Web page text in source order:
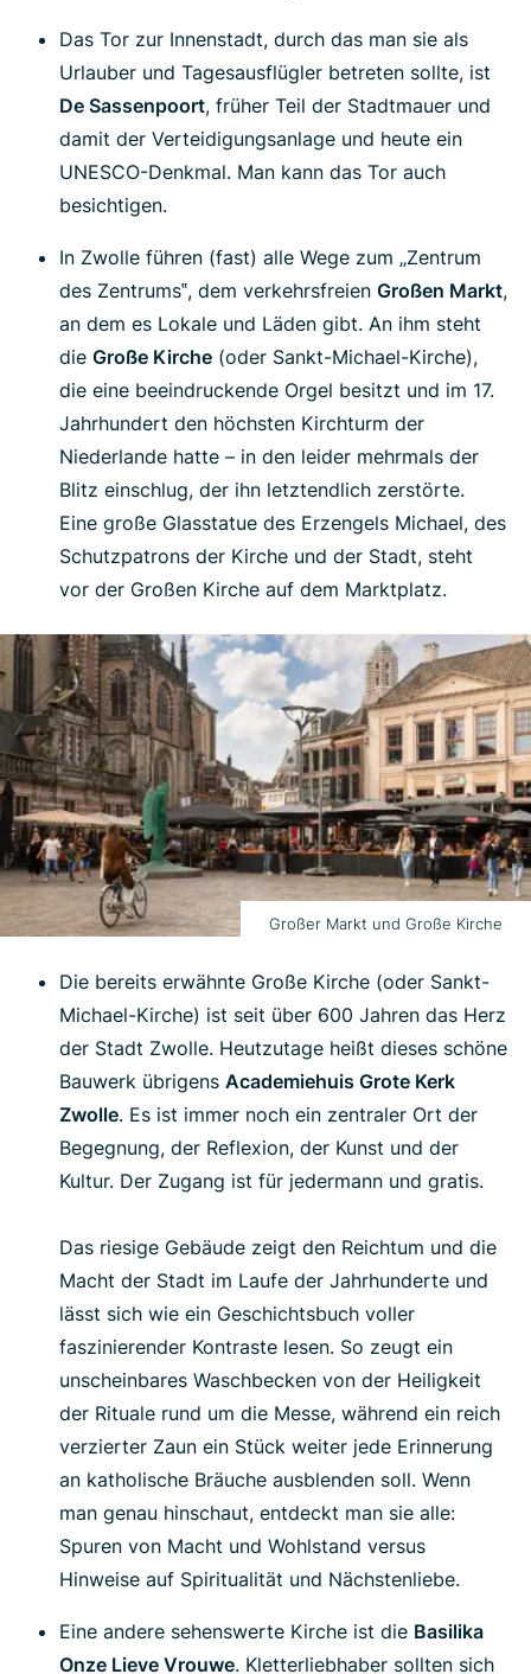
Das Tor zur Innenstadt, durch das man sie als
Urlauber und Tagesausflügler betreten sollte, ist
De Sassenpoort, früher Teil der Stadtmauer und
damit der Verteidigungsanlage und heute ein
UNESCO-Denkmal. Man kann das Tor auch
besichtigen.
In Zwolle führen (fast) alle Wege zum „Zentrum
des Zentrums‟, dem verkehrsfreien Großen Markt,
an dem es Lokale und Läden gibt. An ihm steht
die Große Kirche (oder Sankt-Michael-Kirche),
die eine beeindruckende Orgel besitzt und im 17.
Jahrhundert den höchsten Kirchturm der
Niederlande hatte – in den leider mehrmals der
Blitz einschlug, der ihn letztendlich zerstörte.
Eine große Glasstatue des Erzengels Michael, des
Schutzpatrons der Kirche und der Stadt, steht
vor der Großen Kirche auf dem Marktplatz.
Großer Markt und Große Kirche
Die bereits erwähnte Große Kirche (oder Sankt-
Michael-Kirche) ist seit über 600 Jahren das Herz
der Stadt Zwolle. Heutzutage heißt dieses schöne
Bauwerk übrigens Academiehuis Grote Kerk
Zwolle. Es ist immer noch ein zentraler Ort der
Begegnung, der Reflexion, der Kunst und der
Kultur. Der Zugang ist für jedermann und gratis.
Das riesige Gebäude zeigt den Reichtum und die
Macht der Stadt im Laufe der Jahrhunderte und
lässt sich wie ein Geschichtsbuch voller
faszinierender Kontraste lesen. So zeugt ein
unscheinbares Waschbecken von der Heiligkeit
der Rituale rund um die Messe, während ein reich
verzierter Zaun ein Stück weiter jede Erinnerung
an katholische Bräuche ausblenden soll. Wenn
man genau hinschaut, entdeckt man sie alle:
Spuren von Macht und Wohlstand versus
Hinweise auf Spiritualität und Nächstenliebe.
Eine andere sehenswerte Kirche ist die Basilika
Onze Lieve Vrouwe. Kletterliebhaber sollten sich